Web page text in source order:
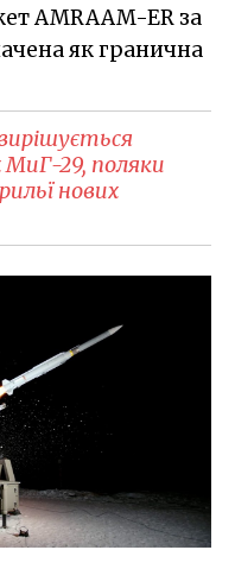
AMRAAM-ER за
як гранична
МиГ-29, поляки
нових